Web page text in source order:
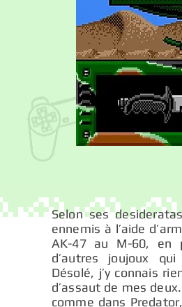
Selon ses
ennemis à l’aide
AK-47 au M-60, en
d’autres joujoux
Désolé, j’y connais
d’assaut de mes
comme dans